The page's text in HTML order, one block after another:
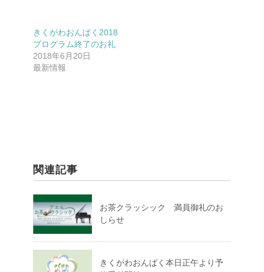
きくがわおんぱく2018
プログラム終了のお礼
2018年6月20日
最新情報
関連記事
お茶クラッシック 満員御礼のお
しらせ
きくがわおんぱく本日正午より予